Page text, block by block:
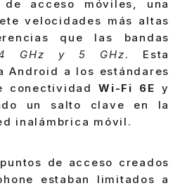
acceso móviles, una
velocidades más altas
que las bandas
GHz y 5 GHz. Esta
Android a los estándares
conectividadWi-Fi 6E y
un salto clave en la
inalámbrica móvil.
de acceso creados
estaban limitados a